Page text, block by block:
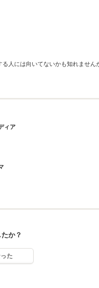
人には向いてないかも知れません
ィア
か？
た